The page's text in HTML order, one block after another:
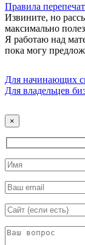
Правила
Извините, но
максимально
Я работаю над
пока могу
Для начинающих
Для владельцев
×